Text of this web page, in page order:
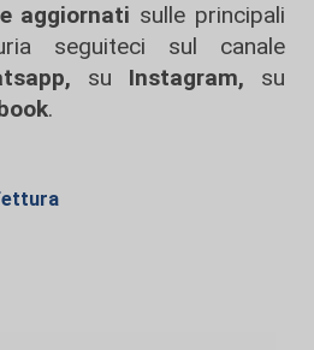
aggiornati sulle principali
seguiteci sul canale
su Instagram, su
.